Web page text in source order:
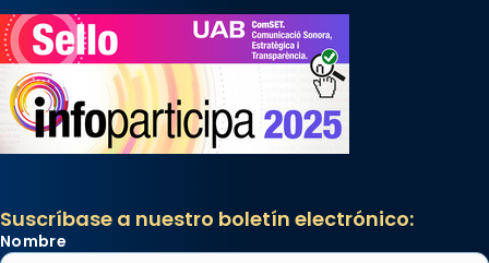
Suscríbase a nuestro boletín electrónico:
Nombre